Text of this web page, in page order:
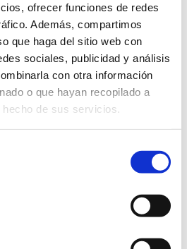
ofrecer funciones de redes
Además, compartimos
que haga del sitio web con
sociales, publicidad y análisis
con otra información
o que hayan recopilado a
de sus servicios.
y
